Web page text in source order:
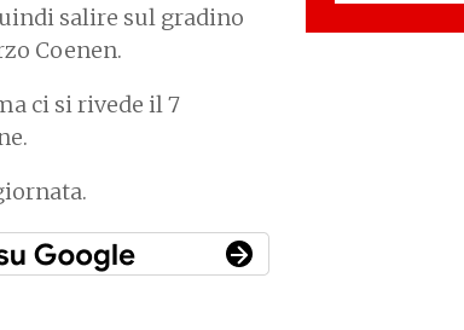
salire sul gradino
Coenen.
ci si rivede il 7